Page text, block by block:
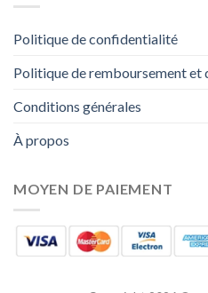
Politique de confidentialité
Politique de remboursement et
Conditions générales
À propos
MOYEN DE PAIEMENT